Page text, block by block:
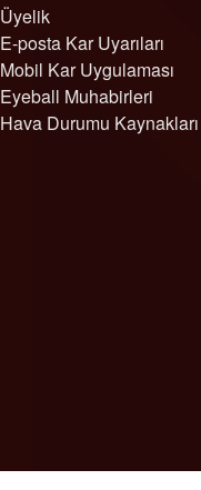
Üyelik
E-posta Kar Uyarıları
Mobil Kar Uygulaması
Eyeball Muhabirleri
Hava Durumu Kaynakları